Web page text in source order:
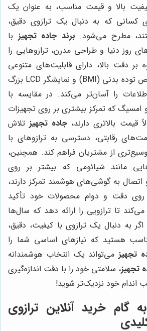
بالا و قیمت مناسب، به عنوان یک
کسانی که به دنبال یک ترازوی دقیق،
مطرح می‌شود. برند جاده تجهیز با
روز دنیا و طراحی مدرن، ترازوهایی را
بر دقت بالا، دارای قابلیت‌های متنوعی
مانند اندازه‌گیری شاخص توده بدنی (BMI) و نمایشگر LCD بزرگ
را آسان‌تر می‌کند. در مقایسه با
و امسیگ که تمرکز بیشتری بر روی تجهیزات
قیمت بالاتری دارند، جاده تجهیزتلاش
رقابتی، دسترسی به ترازوهای با
از مشتریان فراهم کند. همچنین،
مانند شیائومی که بیشتر بر روی
به گوشی‌های هوشمند تمرکز دارند،
روی دقت و دوام محصولات خود تأکید
تا ترازویی را ارائه دهد که سال‌ها
به دنبال یک ترازوی با کیفیت، دقیق،
هستید که نیازهای اساسی شما را
تجهیز می‌تواند یک انتخاب هوشمندانه
تجهیز، سلامتی خود را با دقت اندازه‌گیری
اندام خود نزدیک‌تر شوید!
گام خرید آنلاین ترازوی